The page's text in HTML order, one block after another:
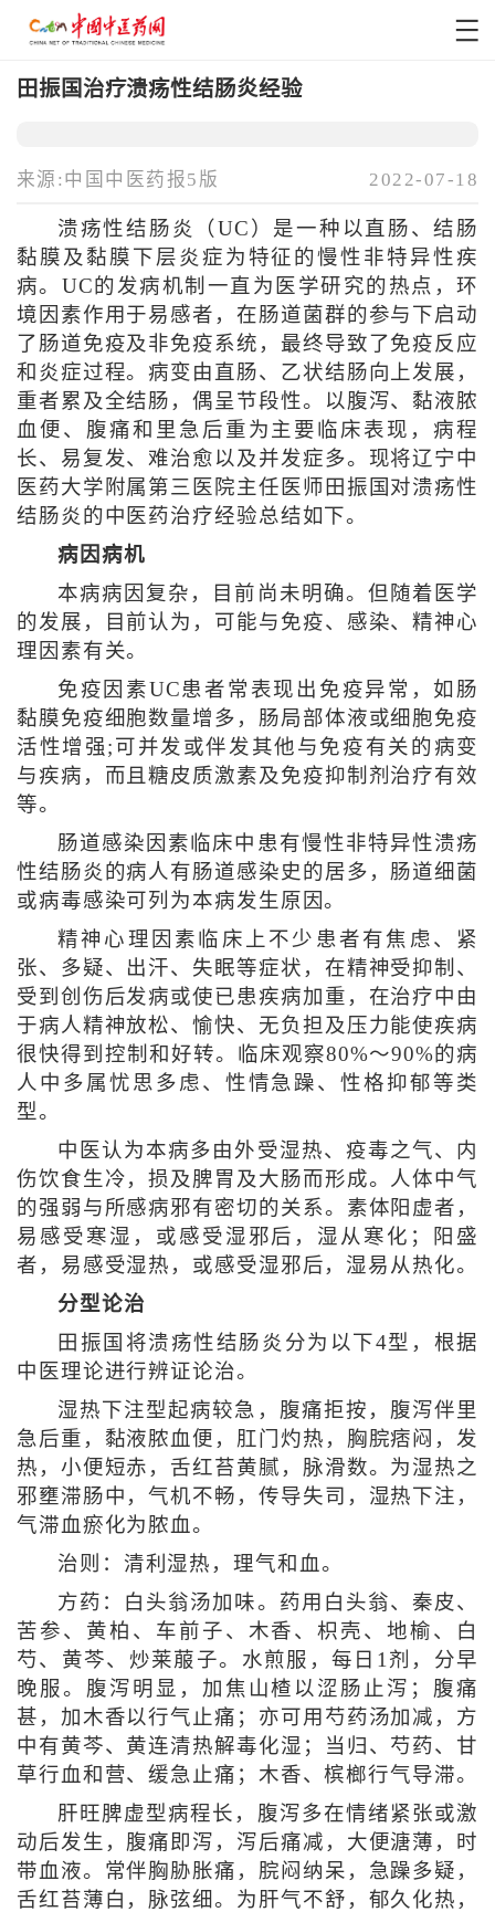
田振国治疗溃疡性结肠炎经验
来源:中国中医药报5版 2022-07-18
溃疡性结肠炎（UC）是一种以直肠、结肠
黏膜及黏膜下层炎症为特征的慢性非特异性疾
病。UC的发病机制一直为医学研究的热点，环
境因素作用于易感者，在肠道菌群的参与下启动
了肠道免疫及非免疫系统，最终导致了免疫反应
和炎症过程。病变由直肠、乙状结肠向上发展，
重者累及全结肠，偶呈节段性。以腹泻、黏液脓
血便、腹痛和里急后重为主要临床表现，病程
长、易复发、难治愈以及并发症多。现将辽宁中
医药大学附属第三医院主任医师田振国对溃疡性
结肠炎的中医药治疗经验总结如下。
病因病机
本病病因复杂，目前尚未明确。但随着医学
的发展，目前认为，可能与免疫、感染、精神心
理因素有关。
免疫因素UC患者常表现出免疫异常，如肠
黏膜免疫细胞数量增多，肠局部体液或细胞免疫
活性增强;可并发或伴发其他与免疫有关的病变
与疾病，而且糖皮质激素及免疫抑制剂治疗有效
等。
肠道感染因素临床中患有慢性非特异性溃疡
性结肠炎的病人有肠道感染史的居多，肠道细菌
或病毒感染可列为本病发生原因。
精神心理因素临床上不少患者有焦虑、紧
张、多疑、出汗、失眠等症状，在精神受抑制、
受到创伤后发病或使已患疾病加重，在治疗中由
于病人精神放松、愉快、无负担及压力能使疾病
很快得到控制和好转。临床观察80%～90%的病
人中多属忧思多虑、性情急躁、性格抑郁等类
型。
中医认为本病多由外受湿热、疫毒之气、内
伤饮食生冷，损及脾胃及大肠而形成。人体中气
的强弱与所感病邪有密切的关系。素体阳虚者，
易感受寒湿，或感受湿邪后，湿从寒化；阳盛
者，易感受湿热，或感受湿邪后，湿易从热化。
分型论治
田振国将溃疡性结肠炎分为以下4型，根据
中医理论进行辨证论治。
湿热下注型起病较急，腹痛拒按，腹泻伴里
急后重，黏液脓血便，肛门灼热，胸脘痞闷，发
热，小便短赤，舌红苔黄腻，脉滑数。为湿热之
邪壅滞肠中，气机不畅，传导失司，湿热下注，
气滞血瘀化为脓血。
治则：清利湿热，理气和血。
方药：白头翁汤加味。药用白头翁、秦皮、
苦参、黄柏、车前子、木香、枳壳、地榆、白
芍、黄芩、炒莱菔子。水煎服，每日1剂，分早
晚服。腹泻明显，加焦山楂以涩肠止泻；腹痛
甚，加木香以行气止痛；亦可用芍药汤加减，方
中有黄芩、黄连清热解毒化湿；当归、芍药、甘
草行血和营、缓急止痛；木香、槟榔行气导滞。
肝旺脾虚型病程长，腹泻多在情绪紧张或激
动后发生，腹痛即泻，泻后痛减，大便溏薄，时
带血液。常伴胸胁胀痛，脘闷纳呆，急躁多疑，
舌红苔薄白，脉弦细。为肝气不舒，郁久化热，